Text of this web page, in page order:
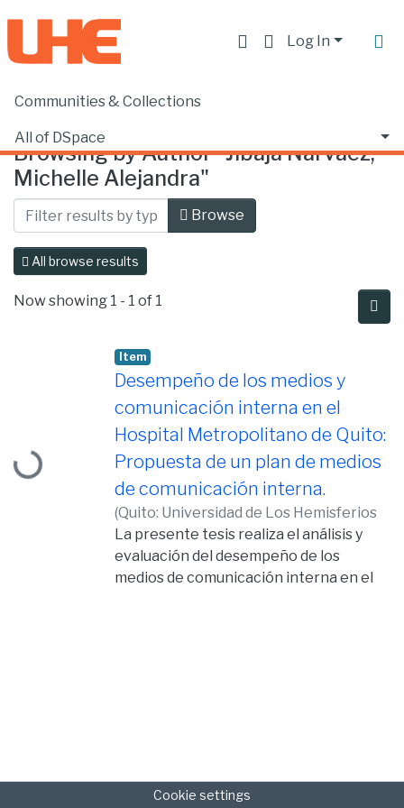
Log In
Communities & Collections
All of DSpace
Home Browse by Author
Browsing by Author "Jibaja Narváez,
Michelle Alejandra"
Browse
All browse results
Now showing 1 - 1 of 1
Loading...
Item
Desempeño de los medios y
comunicación interna en el
Hospital Metropolitano de Quito:
Propuesta de un plan de medios
de comunicación interna.
(Quito: Universidad de Los Hemisferios
2020,2020-10-22) Jibaja Narváez,
Michelle Alejandra
La presente tesis realiza el análisis y
evaluación del desempeño de los
medios de comunicación interna en el
un adecuado manejo de canales de
Cookie settings